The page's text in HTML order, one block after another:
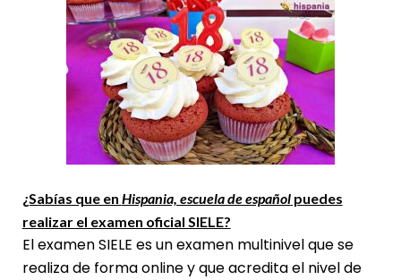
¿Sabías que en Hispania, escuela de españolpuedes
realizar el examen oficial SIELE?
El examen SIELE es un examen multinivel que se
realiza de forma online y que acredita el nivel de